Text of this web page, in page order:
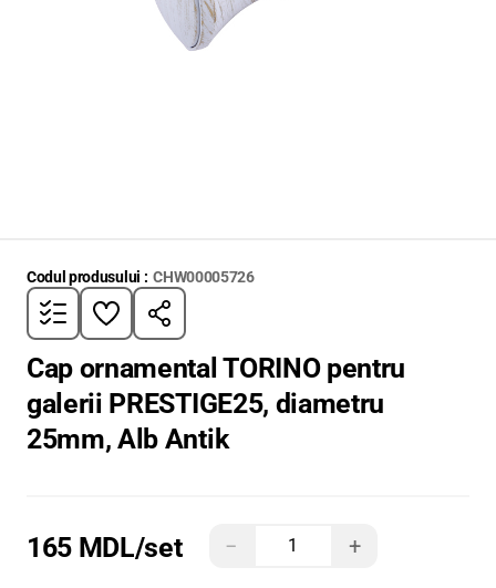
Codul produsului : CHW00005726
Cap ornamental TORINO pentru
galerii PRESTIGE25, diametru
25mm, Alb Antik
165 MDL/set − +